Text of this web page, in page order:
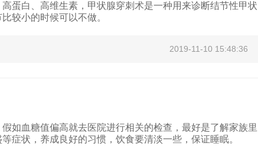
蛋白、高维生素，甲状腺穿刺术是一种用来诊断结节性甲状
较小的时候可以不做。
2019-11-10 15:48:36
如血糖值偏高就去医院进行相关的检查，最好是了解家族里
症状，养成良好的习惯，饮食要清淡一些，保证睡眠。